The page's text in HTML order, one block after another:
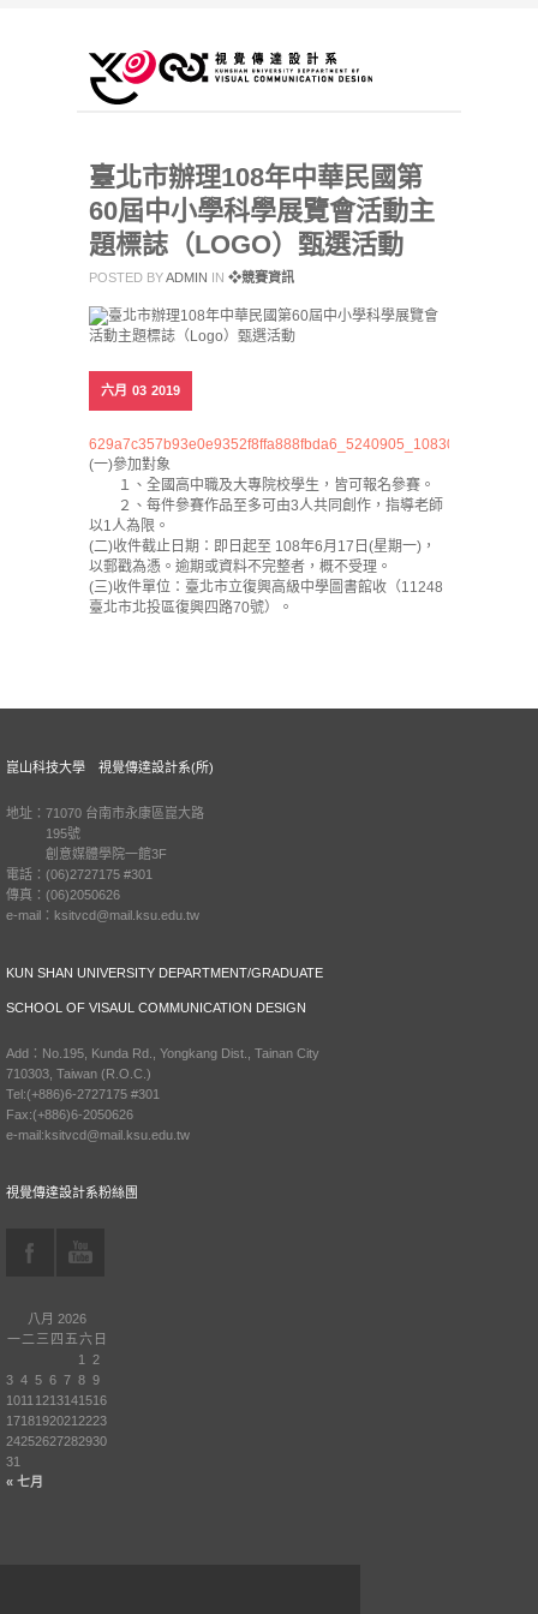
臺北市辦理108年中華民國第
60屆中小學科學展覽會活動主
題標誌（LOGO）甄選活動
POSTED BYADMIN IN ❖競賽資訊
六月 03 2019
(一)參加對象
１、全國高中職及大專院校學生，皆可報名參賽。
２、每件參賽作品至多可由3人共同創作，指導老師
以1人為限。
(二)收件截止日期：即日起至 108年6月17日(星期一)，
以郵戳為憑。逾期或資料不完整者，概不受理。
(三)收件單位：臺北市立復興高級中學圖書館收（11248
臺北市北投區復興四路70號）。
崑山科技大學 視覺傳達設計系(所)
地址：71070 台南市永康區崑大路
195號
創意媒體學院一館3F
電話：(06)2727175 #301
傳真：(06)2050626
e-mail：ksitvcd@mail.ksu.edu.tw
KUN SHAN UNIVERSITY DEPARTMENT/GRADUATE
SCHOOL OF VISAUL COMMUNICATION DESIGN
Add：No.195, Kunda Rd., Yongkang Dist., Tainan City
710303, Taiwan (R.O.C.)
Tel:(+886)6-2727175 #301
Fax:(+886)6-2050626
e-mail:ksitvcd@mail.ksu.edu.tw
視覺傳達設計系粉絲團
八月 2026
一 二 三 四 五六 日
« 七月
1
2
3 4 5 6 7 8 9
1011 1213141516
1718192021 2223
24252627282930
31